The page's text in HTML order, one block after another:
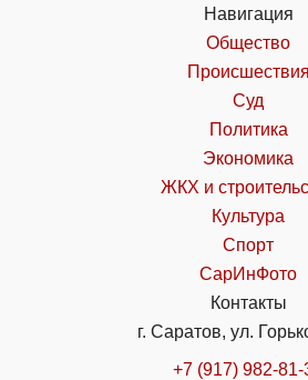
Навигация
Общество
Происшествия
Суд
Политика
Экономика
ЖКХ и
Культура
Спорт
СарИнФото
Контакты
г. Саратов, ул.
+7 (917) 982-81-